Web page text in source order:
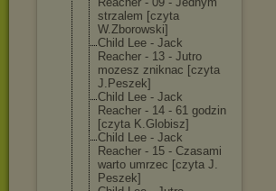
strzalem [czyta
W.Zborowski]
Child Lee - Jack
Reacher - 13 - Jutro
mozesz zniknac [czyta
J.Peszek]
Child Lee - Jack
Reacher - 14 - 61 godzin
[czyta K.Globisz]
Child Lee - Jack
Reacher - 15 - Czasami
warto umrzec [czyta J.
Peszek]